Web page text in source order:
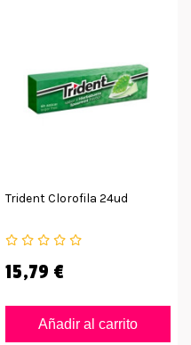
Trident Clorofila 24ud
15,79 €
Añadir al carrito